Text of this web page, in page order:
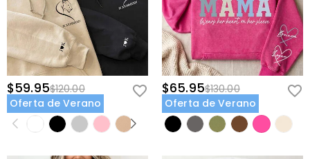
$59.95$120.00
Oferta de Verano
$65.95$130.00
Oferta de Verano